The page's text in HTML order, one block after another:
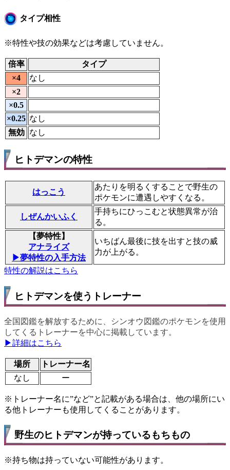
タイプ相性
※特性や技の効果などは考慮していません。
倍率
タイプ
×4
なし
×2
×0.5
×0.25 なし
無効
なし
ヒトデマンの特性
はっこう
あたりを明るくすることで野生の
ポケモンに遭遇しやすくなる。
しぜんかいふく
手持ちにひっこむと状態異常が治
る。
【夢特性】
アナライズ
▶夢特性の入手方法
いちばん最後に技を出すと技の威
力が上がる。
特性の解説はこちら
ヒトデマンを使うトレーナー
全国図鑑を解放するために、シンオウ図鑑のポケモンを使用
してくるトレーナーを中心に掲載しています。
▶詳細はこちら
場所
トレーナー名
なし
ー
※トレーナー名に”など”と記載がある場合は、他の場所にい
る他トレーナーも使用してくることがあります。
野生のヒトデマンが持っているもちもの
※持ち物は持っていない可能性があります。